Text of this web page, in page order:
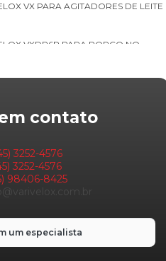
VX PARA AGITADORES DE LEITE
VXDP6P PARA PORCO NO
VXRSVX
contato
3252-4576
3252-4576
98406-8425
um especialista